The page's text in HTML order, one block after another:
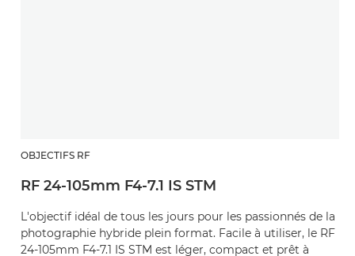
OBJECTIFS RF
RF 24-105mm F4-7.1 IS STM
L'objectif idéal de tous les jours pour les passionnés de la
photographie hybride plein format. Facile à utiliser, le RF
24-105mm F4-7.1 IS STM est léger, compact et prêt à